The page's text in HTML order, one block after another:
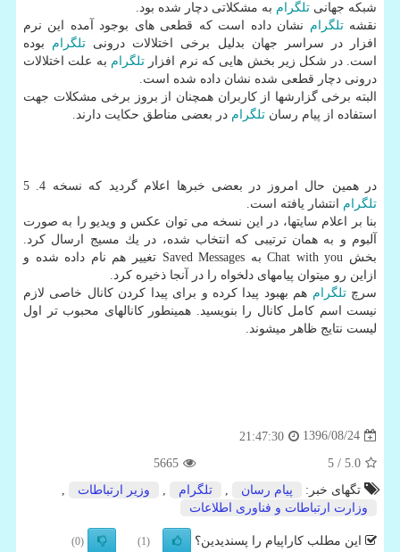
شبكه جهانی تلگرام به مشكلاتی دچار شده بود.
نقشهتلگرام نشان داده است كه قطعی های بوجود آمده این نرم
افزار در سراسر جهان بدلیل برخی اختلالات درونی تلگرام بوده
است. در شكل زیر بخش هایی كه نرم افزار تلگرام به علت اختلالات
درونی دچار قطعی شده نشان داده شده است.
البته برخی گزارشها از كاربران همچنان از بروز برخی مشكلات جهت
استفاده از پیام رسان تلگرام در بعضی مناطق حكایت دارند.
در همین حال امروز در بعضی خبرها اعلام گردید كه نسخه 4. 5
تلگرام انتشار یافته است.
بنا بر اعلام سایتها، در این نسخه می توان عكس و ویدیو را به صورت
آلبوم و به همان ترتیبی كه انتخاب شده، در یك مسیج ارسال كرد.
بخش Chat with you به Saved Messages تغییر هم نام داده شده و
ازاین رو میتوان پیامهای دلخواه را در آنجا ذخیره كرد.
سرچتلگرام هم بهبود پیدا كرده و برای پیدا كردن كانال خاصی لازم
نیست اسم كامل كانال را بنویسید. همینطور كانالهای محبوب تر اول
لیست نتایج ظاهر میشوند.
1396/08/24
21:47:30
5.0
/ 5
5665
تگهای خبر:
پیام رسان تلگرام وزیر ارتباطات
وزارت ارتباطات و فناوری اطلاعات
این مطلب کاراپیام را پسندیدین؟ (1)
(0)